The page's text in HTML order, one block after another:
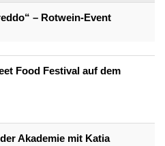
– Rotwein-Event
Food Festival auf dem
Akademie mit Katia